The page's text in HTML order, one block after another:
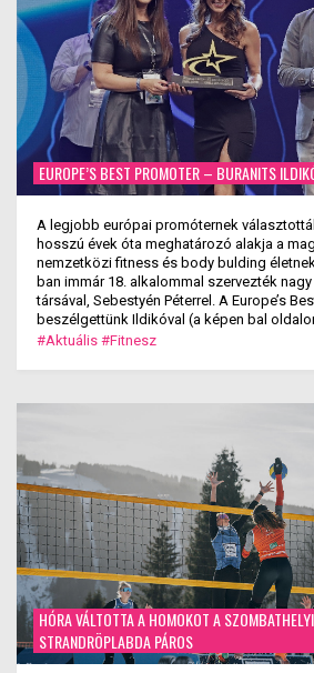
EUROPE’S BEST PROMOTER – BURANITS
A legjobb európai promóternek
hosszú évek óta meghatározó alakja a
nemzetközi fitness és body bulding
ban immár 18. alkalommal szervezték
társával, Sebestyén Péterrel. A Europe’s
beszélgettünk Ildikóval (a képen bal
#Aktuális #Fitnesz
HÓRA VÁLTOTTA A HOMOKOT A
STRANDRÖPLABDA PÁROS